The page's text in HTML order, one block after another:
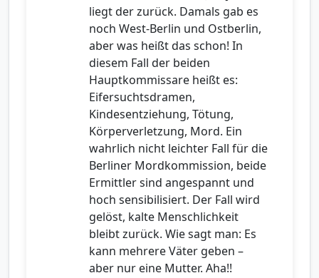
liegt der zurück. Damals gab es
noch West-Berlin und Ostberlin,
aber was heißt das schon! In
diesem Fall der beiden
Hauptkommissare heißt es:
Eifersuchtsdramen,
Kindesentziehung, Tötung,
Körperverletzung, Mord. Ein
wahrlich nicht leichter Fall für die
Berliner Mordkommission, beide
Ermittler sind angespannt und
hoch sensibilisiert. Der Fall wird
gelöst, kalte Menschlichkeit
bleibt zurück. Wie sagt man: Es
kann mehrere Väter geben –
aber nur eine Mutter. Aha!!